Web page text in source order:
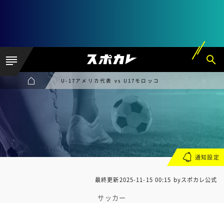
U-17アメリカ代表 vs U17モロッコ
最終更新2025-11-15 00:15 byスポカレ公式
サッカー
通知設定